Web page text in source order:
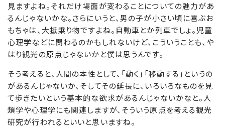
見ますよね。それだけ場面が変わることについての魅力があ
るんじゃないかな。さらにいうと、男の子が小さい頃に喜ぶお
もちゃは、大抵乗り物ですよね。自動車とか列車でしょ。児童
心理学などに関わるのかもしれないけど、こういうことも、や
はり観光の原点じゃないかと僕は思うんです。
そう考えると、人間の本性として、「動く」「移動する」というの
があるんじゃないか、そしてその延長に、いろいろなものを見
て歩きたいという基本的な欲求があるんじゃないかなと。人
類学や心理学にも関連しますが、そういう原点を考える観光
研究が行われるといいと思いますね。